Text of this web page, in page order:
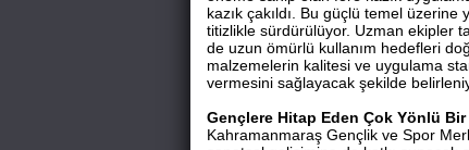
kazık çakıldı. Bu güçlü temel
titizlikle sürdürülüyor. Uzman ekipler
de uzun ömürlü kullanım hedefleri
malzemelerin kalitesi ve uygulama
vermesini sağlayacak şekilde
Gençlere Hitap Eden Çok Yönlü Bir
Kahramanmaraş Gençlik ve Spor